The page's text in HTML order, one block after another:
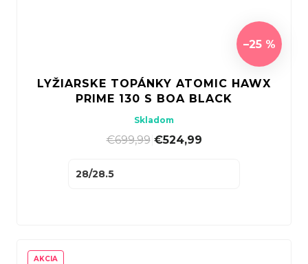
–25 %
LYŽIARSKE TOPÁNKY ATOMIC HAWX
PRIME 130 S BOA BLACK
Skladom
€699,99| €524,99
28/28.5
AKCIA